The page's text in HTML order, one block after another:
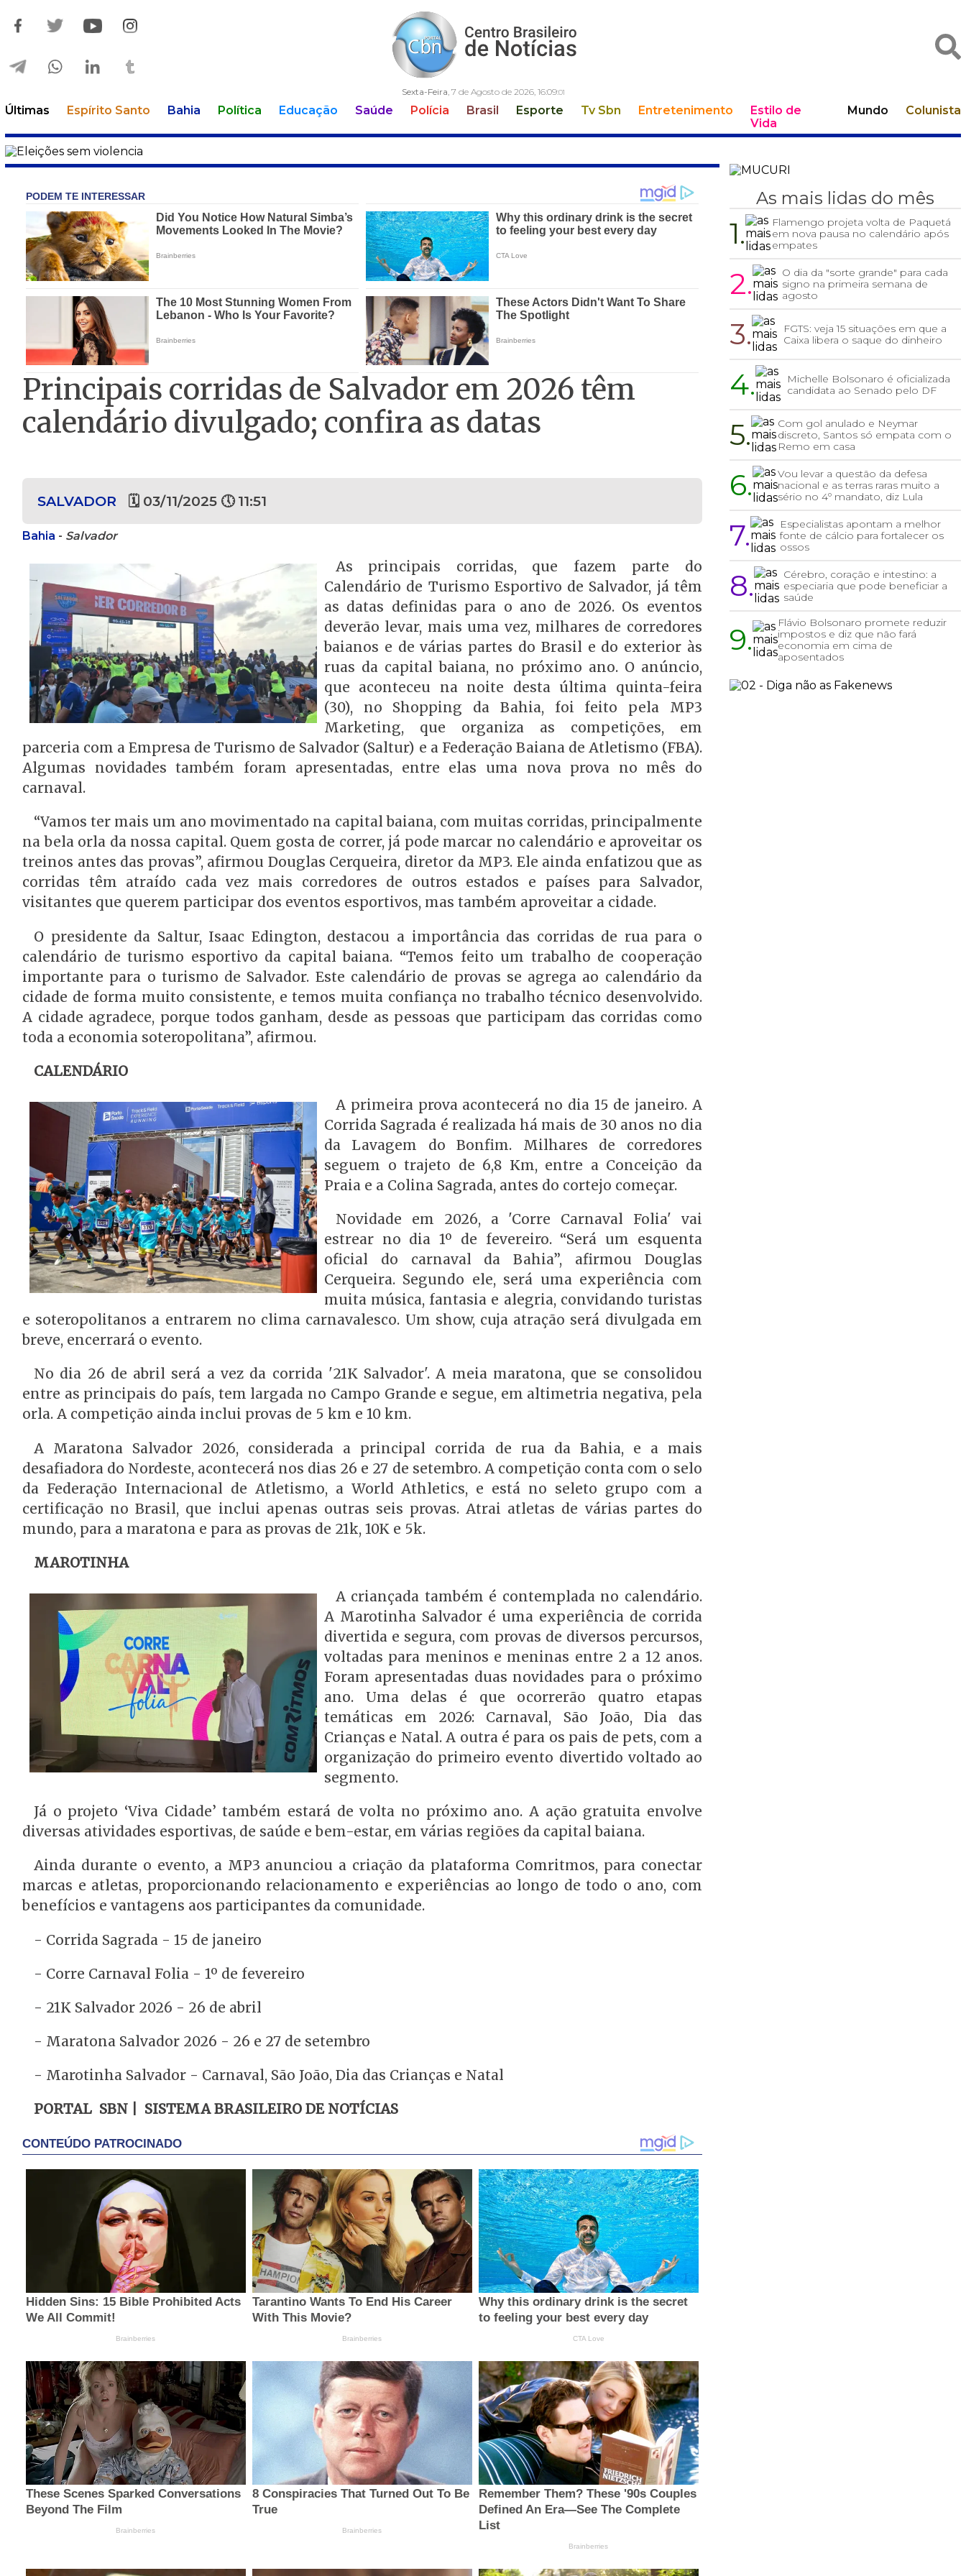
Sexta-Feira, 7 de Agosto de 2026, 16:09:02
Últimas Espírito Santo Bahia Política Educação Saúde Polícia Brasil Esporte Tv Sbn Entretenimento
Estilo de
Vida
Mundo Colunista
Principais corridas de Salvador em 2026 têm
calendário divulgado; confira as datas
SALVADOR 🗓 03/11/2025 🕔 11:51
Bahia - Salvador
As principais corridas, que fazem parte do
Calendário de Turismo Esportivo de Salvador, já têm
as datas definidas para o ano de 2026. Os eventos
deverão levar, mais uma vez, milhares de corredores
baianos e de várias partes do Brasil e do exterior às
ruas da capital baiana, no próximo ano. O anúncio,
que aconteceu na noite desta última quinta-feira
(30), no Shopping da Bahia, foi feito pela MP3
Marketing, que organiza as competições, em
parceria com a Empresa de Turismo de Salvador (Saltur) e a Federação Baiana de Atletismo (FBA).
Algumas novidades também foram apresentadas, entre elas uma nova prova no mês do
carnaval.
“Vamos ter mais um ano movimentado na capital baiana, com muitas corridas, principalmente
na bela orla da nossa capital. Quem gosta de correr, já pode marcar no calendário e aproveitar os
treinos antes das provas”, afirmou Douglas Cerqueira, diretor da MP3. Ele ainda enfatizou que as
corridas têm atraído cada vez mais corredores de outros estados e países para Salvador,
visitantes que querem participar dos eventos esportivos, mas também aproveitar a cidade.
O presidente da Saltur, Isaac Edington, destacou a importância das corridas de rua para o
calendário de turismo esportivo da capital baiana. “Temos feito um trabalho de cooperação
importante para o turismo de Salvador. Este calendário de provas se agrega ao calendário da
cidade de forma muito consistente, e temos muita confiança no trabalho técnico desenvolvido.
A cidade agradece, porque todos ganham, desde as pessoas que participam das corridas como
toda a economia soteropolitana”, afirmou.
CALENDÁRIO
A primeira prova acontecerá no dia 15 de janeiro. A
Corrida Sagrada é realizada há mais de 30 anos no dia
da Lavagem do Bonfim. Milhares de corredores
seguem o trajeto de 6,8 Km, entre a Conceição da
Praia e a Colina Sagrada, antes do cortejo começar.
Novidade em 2026, a 'Corre Carnaval Folia' vai
estrear no dia 1º de fevereiro. “Será um esquenta
oficial do carnaval da Bahia”, afirmou Douglas
Cerqueira. Segundo ele, será uma experiência com
muita música, fantasia e alegria, convidando turistas
e soteropolitanos a entrarem no clima carnavalesco. Um show, cuja atração será divulgada em
breve, encerrará o evento.
No dia 26 de abril será a vez da corrida '21K Salvador'. A meia maratona, que se consolidou
entre as principais do país, tem largada no Campo Grande e segue, em altimetria negativa, pela
orla. A competição ainda inclui provas de 5 km e 10 km.
A Maratona Salvador 2026, considerada a principal corrida de rua da Bahia, e a mais
desafiadora do Nordeste, acontecerá nos dias 26 e 27 de setembro. A competição conta com o selo
da Federação Internacional de Atletismo, a World Athletics, e está no seleto grupo com a
certificação no Brasil, que inclui apenas outras seis provas. Atrai atletas de várias partes do
mundo, para a maratona e para as provas de 21k, 10K e 5k.
MAROTINHA
A criançada também é contemplada no calendário.
A Marotinha Salvador é uma experiência de corrida
divertida e segura, com provas de diversos percursos,
voltadas para meninos e meninas entre 2 a 12 anos.
Foram apresentadas duas novidades para o próximo
ano. Uma delas é que ocorrerão quatro etapas
temáticas em 2026: Carnaval, São João, Dia das
Crianças e Natal. A outra é para os pais de pets, com a
organização do primeiro evento divertido voltado ao
segmento.
Já o projeto ‘Viva Cidade’ também estará de volta no próximo ano. A ação gratuita envolve
diversas atividades esportivas, de saúde e bem-estar, em várias regiões da capital baiana.
Ainda durante o evento, a MP3 anunciou a criação da plataforma Comritmos, para conectar
marcas e atletas, proporcionando relacionamento e experiências ao longo de todo o ano, com
benefícios e vantagens aos participantes da comunidade.
- Corrida Sagrada - 15 de janeiro
- Corre Carnaval Folia - 1º de fevereiro
- 21K Salvador 2026 - 26 de abril
- Maratona Salvador 2026 - 26 e 27 de setembro
- Marotinha Salvador - Carnaval, São João, Dia das Crianças e Natal
PORTAL SBN | SISTEMA BRASILEIRO DE NOTÍCIAS
As mais lidas do mês
1.
Flamengo projeta volta de Paquetá
em nova pausa no calendário após
empates
2.
O dia da "sorte grande" para cada
signo na primeira semana de
agosto
3.
FGTS: veja 15 situações em que a
Caixa libera o saque do dinheiro
4.
Michelle Bolsonaro é oficializada
candidata ao Senado pelo DF
5.
Com gol anulado e Neymar
discreto, Santos só empata com o
Remo em casa
6.
Vou levar a questão da defesa
nacional e as terras raras muito a
sério no 4º mandato, diz Lula
7.
Especialistas apontam a melhor
fonte de cálcio para fortalecer os
ossos
8.
Cérebro, coração e intestino: a
especiaria que pode beneficiar a
saúde
9.
Flávio Bolsonaro promete reduzir
impostos e diz que não fará
economia em cima de
aposentados